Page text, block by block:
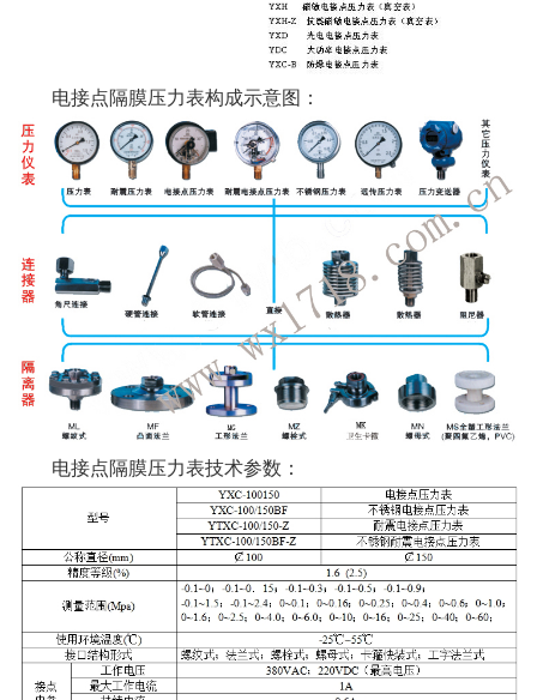
电接点隔膜压力表构成示意图：
电接点隔膜压力表技术参数：